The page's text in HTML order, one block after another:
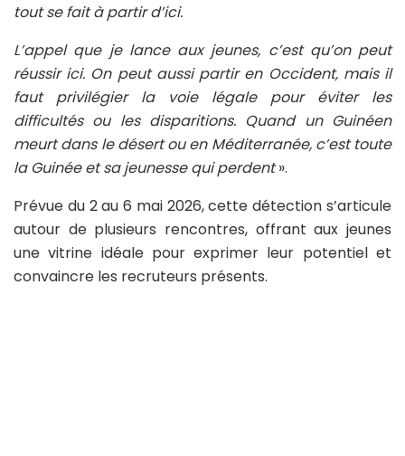
tout se fait à partir d’ici.
L’appel que je lance aux jeunes, c’est qu’on peut
réussir ici. On peut aussi partir en Occident, mais il
faut privilégier la voie légale pour éviter les
difficultés ou les disparitions. Quand un Guinéen
meurt dans le désert ou en Méditerranée, c’est toute
la Guinée et sa jeunesse qui perdent».
Prévue du 2 au 6 mai 2026, cette détection s’articule
autour de plusieurs rencontres, offrant aux jeunes
une vitrine idéale pour exprimer leur potentiel et
convaincre les recruteurs présents.